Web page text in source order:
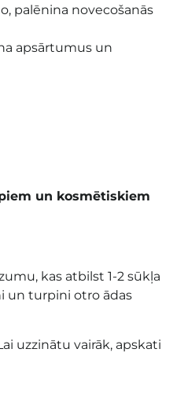
palēnina novecošanās
apsārtumus un
un kosmētiskiem
kas atbilst 1-2 sūkļa
un turpini otro ādas
uzzinātu vairāk, apskati